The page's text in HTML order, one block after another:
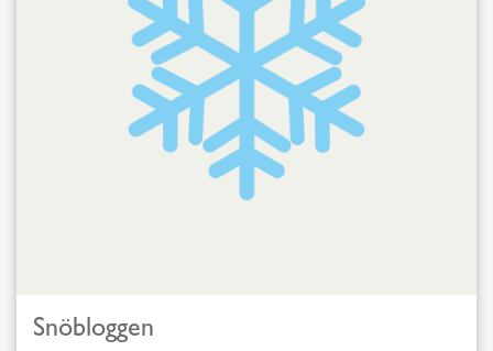
Snöbloggen